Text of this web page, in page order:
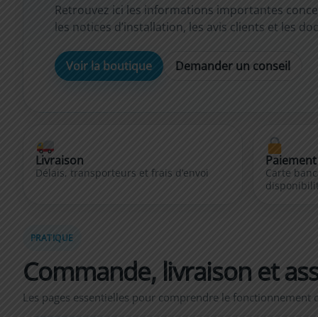
Retrouvez ici les informations importantes
les notices d’installation, les avis clients et les
Voir la boutique Demander un conseil
Livraison
Délais, transporteurs et frais d’envoi
Carte
PRATIQUE
Commande, livraison et
Les pages essentielles pour comprendre le fonctionnement